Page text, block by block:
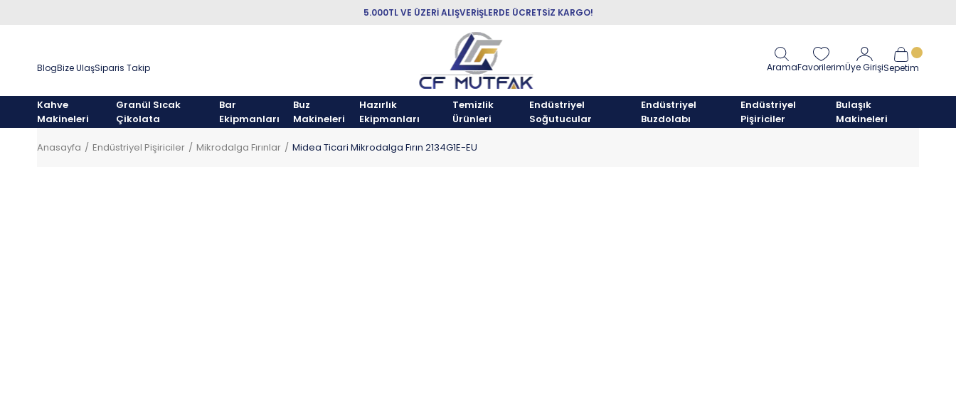
5.000TL VE ÜZERİ ALIŞVERİŞLERDE ÜCRETSİZ KARGO!
BlogBize UlaşSiparis Takip AramaFavorilerimÜye GirişiSepetim
Kahve
Makineleri
Granül Sıcak
Çikolata
Bar
Ekipmanları
Buz
Makineleri
Hazırlık
Ekipmanları
Temizlik
Ürünleri
Endüstriyel
Soğutucular
Endüstriyel
Buzdolabı
Endüstriyel
Pişiriciler
Bulaşık
Makineleri
Anasayfa Endüstriyel Pişiriciler Mikrodalga Fırınlar Midea Ticari Mikrodalga Fırın 2134G1E-EU